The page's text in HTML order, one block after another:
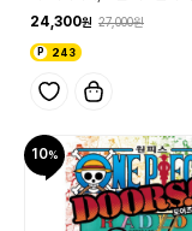
24,300
27,000
243
10